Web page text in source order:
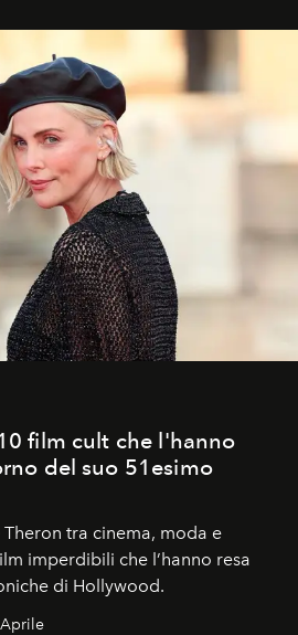
film cult che l'hanno
del suo 51esimo
tra cinema, moda e
imperdibili che l’hanno resa
di Hollywood.